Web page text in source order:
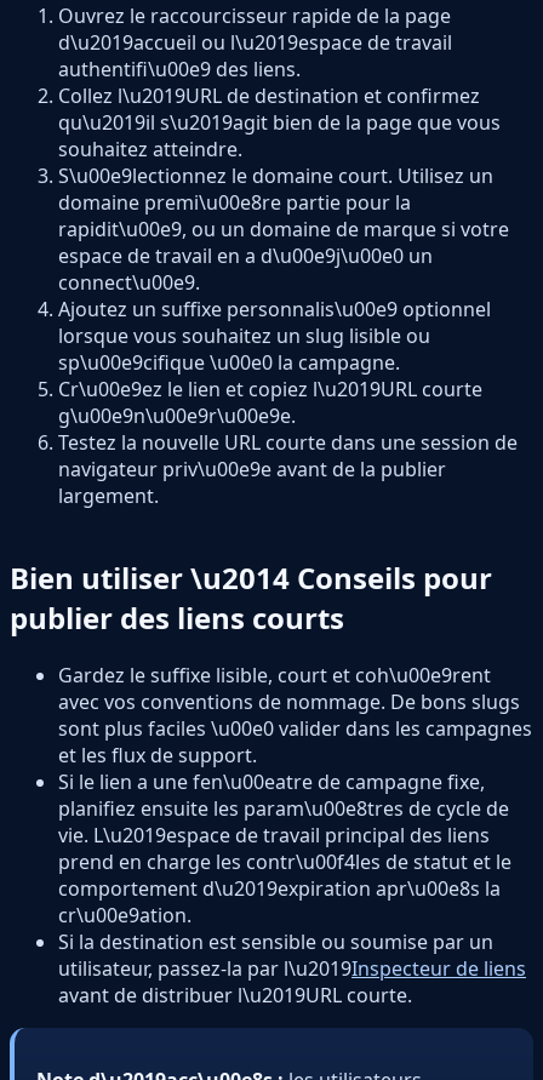
Ouvrez le raccourcisseur rapide de la page
d\u2019accueil ou l\u2019espace de travail
authentifi\u00e9 des liens.
Collez l\u2019URL de destination et confirmez
qu\u2019il s\u2019agit bien de la page que vous
souhaitez atteindre.
S\u00e9lectionnez le domaine court. Utilisez un
domaine premi\u00e8re partie pour la
rapidit\u00e9, ou un domaine de marque si votre
espace de travail en a d\u00e9j\u00e0 un
connect\u00e9.
Ajoutez un suffixe personnalis\u00e9 optionnel
lorsque vous souhaitez un slug lisible ou
sp\u00e9cifique \u00e0 la campagne.
Cr\u00e9ez le lien et copiez l\u2019URL courte
g\u00e9n\u00e9r\u00e9e.
Testez la nouvelle URL courte dans une session de
navigateur priv\u00e9e avant de la publier
largement.
Bien utiliser \u2014 Conseils pour
publier des liens courts
Gardez le suffixe lisible, court et coh\u00e9rent
avec vos conventions de nommage. De bons slugs
sont plus faciles \u00e0 valider dans les campagnes
et les flux de support.
Si le lien a une fen\u00eatre de campagne fixe,
planifiez ensuite les param\u00e8tres de cycle de
vie. L\u2019espace de travail principal des liens
prend en charge les contr\u00f4les de statut et le
comportement d\u2019expiration apr\u00e8s la
cr\u00e9ation.
Si la destination est sensible ou soumise par un
utilisateur, passez-la par l\u2019Inspecteur de liens
avant de distribuer l\u2019URL courte.